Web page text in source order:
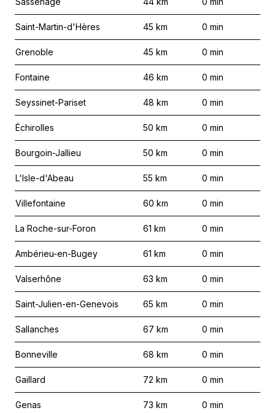
Saint-Martin-d'Hères 45 km 0 min
Grenoble 45 km 0 min
Fontaine 46 km 0 min
Seyssinet-Pariset 48 km 0 min
Échirolles 50 km 0 min
Bourgoin-Jallieu 50 km 0 min
L'Isle-d'Abeau 55 km 0 min
Villefontaine 60 km 0 min
La Roche-sur-Foron 61 km 0 min
Ambérieu-en-Bugey 61 km 0 min
Valserhône 63 km 0 min
Saint-Julien-en-Genevois 65 km 0 min
Sallanches 67 km 0 min
Bonneville 68 km 0 min
Gaillard 72 km 0 min
Genas 73 km 0 min